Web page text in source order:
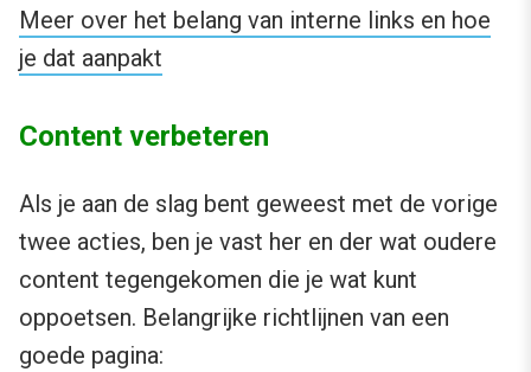
Meer over het belang van interne links en hoe
je dat aanpakt
Content verbeteren
Als je aan de slag bent geweest met de vorige
twee acties, ben je vast her en der wat oudere
content tegengekomen die je wat kunt
oppoetsen. Belangrijke richtlijnen van een
goede pagina: